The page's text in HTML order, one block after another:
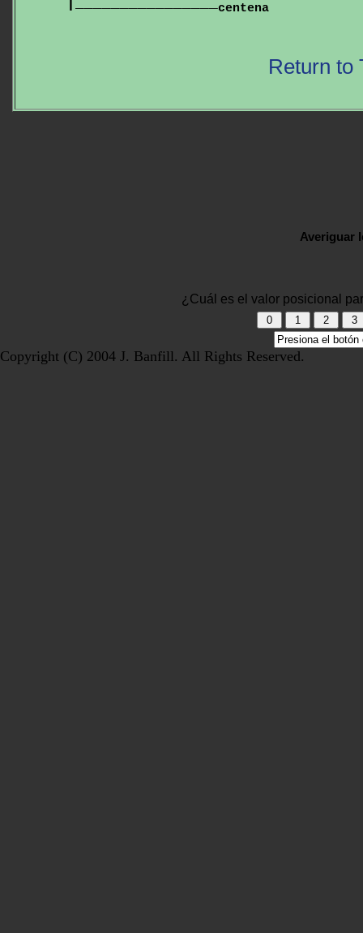
centena
Return to
Averiguar
¿Cuál es el valor posicional
Copyright (C) 2004 J. Banfill. All Rights Reserved.